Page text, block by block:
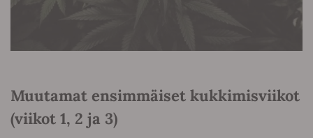
Muutamat ensimmäiset kukkimisviikot
(viikot 1, 2 ja 3)